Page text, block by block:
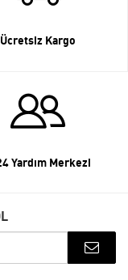
Ücretsiz Kargo
Yardım Merkezi